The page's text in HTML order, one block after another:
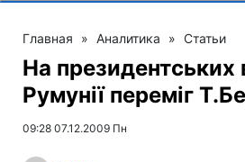
Главная » Аналитика » Статьи
На президентських
Румунії переміг
09:28 07.12.2009 Пн